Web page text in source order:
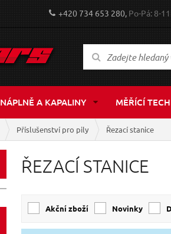
+420 734 653 280,Po-Pá: 8-
NÁPLNĚ A KAPALINY MĚŘÍCÍ
Příslušenství pro pily Řezací stanice
ŘEZACÍ STANICE
Akční zboží Novinky